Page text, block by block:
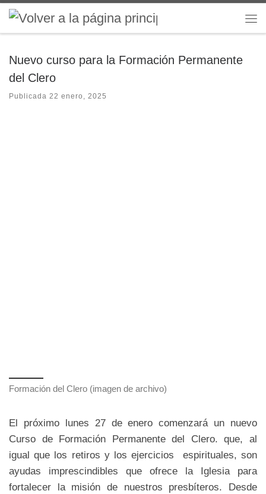
Saltar al contenido
Nuevo curso para la Formación Permanente
del Clero
Publicada 22 enero, 2025
Formación del Clero (imagen de archivo)
El próximo lunes 27 de enero comenzará un nuevo
Curso de Formación Permanente del Clero. que, al
igual que los retiros y los ejercicios espirituales, son
ayudas imprescindibles que ofrece la Iglesia para
fortalecer la misión de nuestros presbíteros. Desde